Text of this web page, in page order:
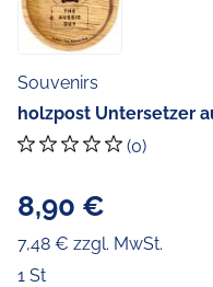
Souvenirs
holzpost Untersetzer
(0)
8,90 €
7,48 € zzgl. MwSt.
1 St